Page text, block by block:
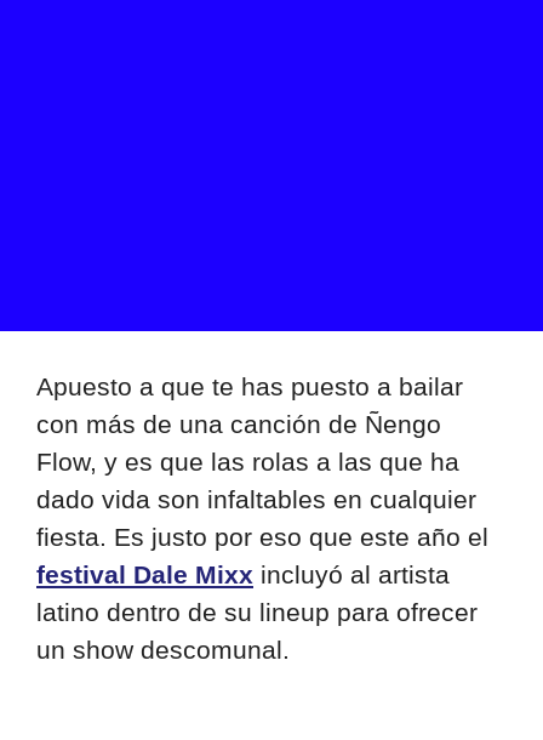
Apuesto a que te has puesto a bailar
con más de una canción de Ñengo
Flow, y es que las rolas a las que ha
dado vida son infaltables en cualquier
fiesta. Es justo por eso que este año el
festival Dale Mixx incluyó al artista
latino dentro de su lineup para ofrecer
un show descomunal.